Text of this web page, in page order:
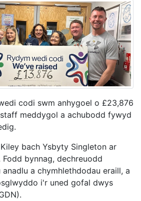
codi swm anhygoel o £23,876
meddygol a achubodd fywyd
bach Ysbyty Singleton ar
Fodd bynnag, dechreuodd
a chymhlethdodau eraill, a
i'r uned gofal dwys